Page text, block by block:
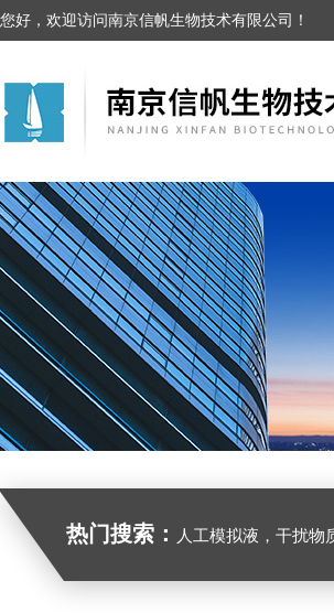
您好，欢迎访问南京信帆生物技术有限公司！
热门搜索： 人工模拟液，干扰物